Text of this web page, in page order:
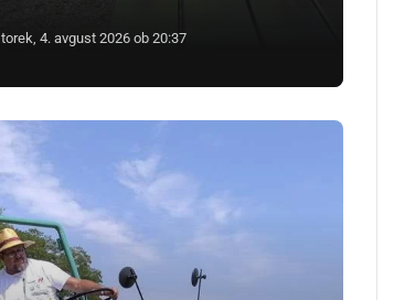
torek, 4. avgust 2026 ob 20:37